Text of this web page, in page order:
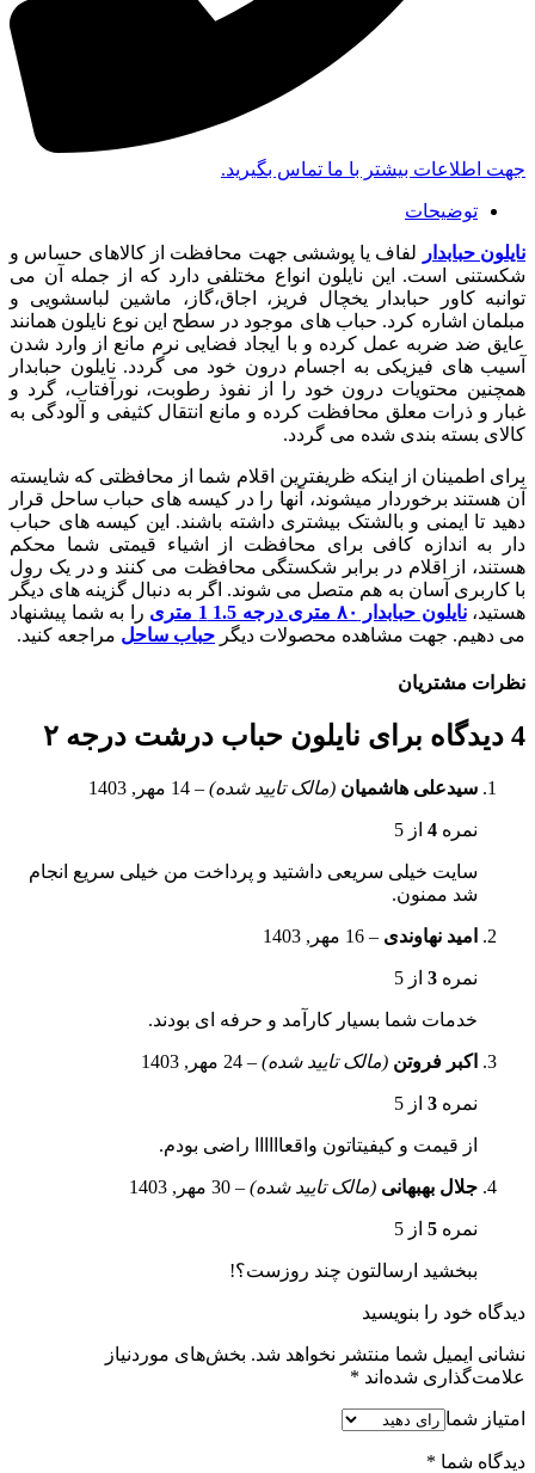
جهت اطلاعات بیشتر با ما تماس بگیرید.
توضیحات
نایلون حبابدار
لفاف یا پوششی جهت محافظت از کالاهای حساس و
شکستنی است. این نایلون انواع مختلفی دارد که از جمله آن می
توانبه کاور حبابدار یخچال فریز، اجاق،گاز، ماشین لباسشویی و
مبلمان اشاره کرد. حباب های موجود در سطح این نوع نایلون همانند
عایق ضد ضربه عمل کرده و با ایجاد فضایی نرم مانع از وارد شدن
آسیب های فیزیکی به اجسام درون خود می گردد. نایلون حبابدار
همچنین محتویات درون خود را از نفوذ رطوبت، نورآفتاب، گرد و
غبار و ذرات معلق محافظت کرده و مانع انتقال کثیفی و آلودگی به
کالای بسته بندی شده می گردد.
برای اطمينان از اينکه ظريفترين اقلام شما از محافظتی که شايسته
آن هستند برخوردار میشوند، آنها را در کيسه های حباب ساحل قرار
دهيد تا ايمنی و بالشتک بيشتری داشته باشند. اين کيسه های حباب
دار به اندازه کافی برای محافظت از اشياء قيمتی شما محکم
هستند، از اقلام در برابر شکستگی محافظت می کنند و در يک رول
با کاربری آسان به هم متصل می شوند. اگر به دنبال گزینه های دیگر
هستید،نایلون حبابدار ۸۰ متری درجه 1.5 1 متری
را به شما پیشنهاد
می دهیم. جهت مشاهده محصولات دیگر حباب ساحل مراجعه کنید.
نظرات مشتریان
4 دیدگاه برای نایلون حباب درشت درجه ۲
سیدعلی هاشمیان (مالک تایید شده) – 14 مهر, 1403
نمره 4 از 5
سایت خیلی سریعی داشتید و پرداخت من خیلی سریع انجام
شد ممنون.
امید نهاوندی – 16 مهر, 1403
نمره 3 از 5
خدمات شما بسیار کارآمد و حرفه ای بودند.
اکبر فروتن (مالک تایید شده) – 24 مهر, 1403
نمره 3 از 5
از قیمت و کیفیتاتون واقعاااااا راضی بودم.
جلال بهبهانی (مالک تایید شده) – 30 مهر, 1403
نمره 5 از 5
ببخشید ارسالتون چند روزست؟!
دیدگاه خود را بنویسید
نشانی ایمیل شما منتشر نخواهد شد. بخش‌های موردنیاز
علامت‌گذاری شده‌اند *
امتیاز شما
دیدگاه شما *